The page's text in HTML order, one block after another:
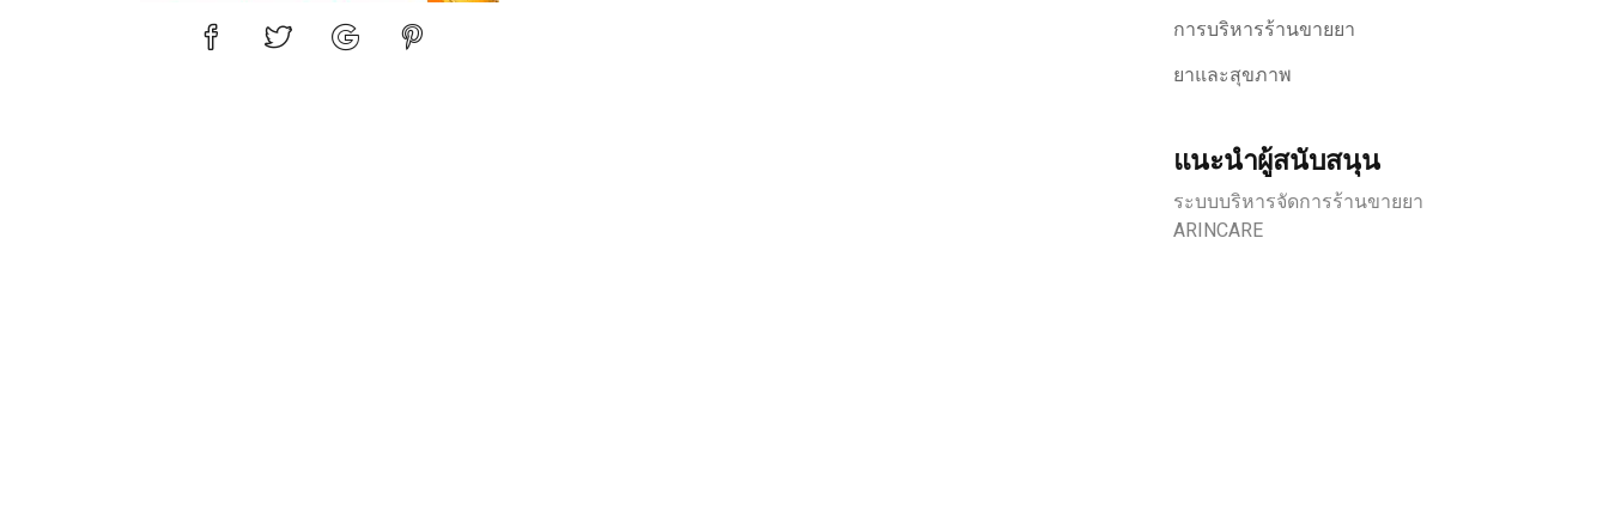
การบริหารร้านขายยา
ยาและสุขภาพ
แนะนำผู้สนับสนุน
ระบบบริหารจัดการร้านขายยา
ARINCARE